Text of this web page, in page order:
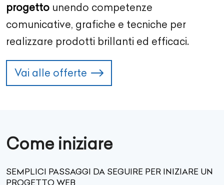
progetto unendo competenze
comunicative, grafiche e tecniche per
realizzare prodotti brillanti ed efficaci.
Vai alle offerte
Come iniziare
SEMPLICI PASSAGGI DA SEGUIRE PER INIZIARE UN
PROGETTO WEB